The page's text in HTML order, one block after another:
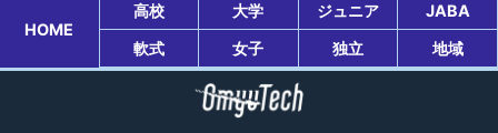
HOME
高校 大学 ジュニア
JABA
軟式
女子 独立 地域